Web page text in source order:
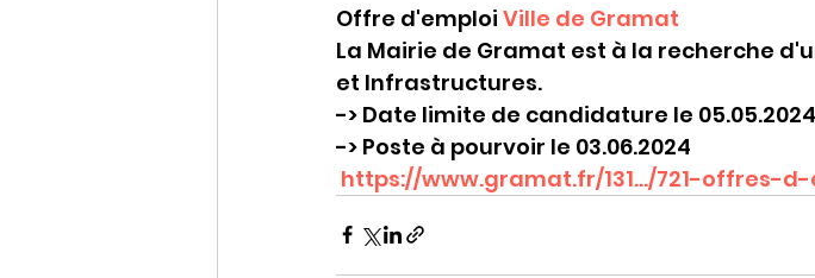
Offre d'emploi Ville de Gramat
La Mairie de Gramat est à la recherche
et Infrastructures.
-> Date limite de candidature le 05.05.2024
-> Poste à pourvoir le 03.06.2024
https://www.gramat.fr/131.../721-offres-